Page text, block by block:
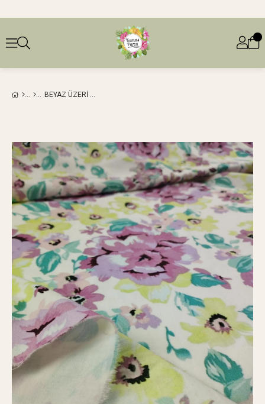
BEYAZ ÜZERI ÇIÇEKLI PAMUK SATEN (EN 140 CM X BOY 175 CM)